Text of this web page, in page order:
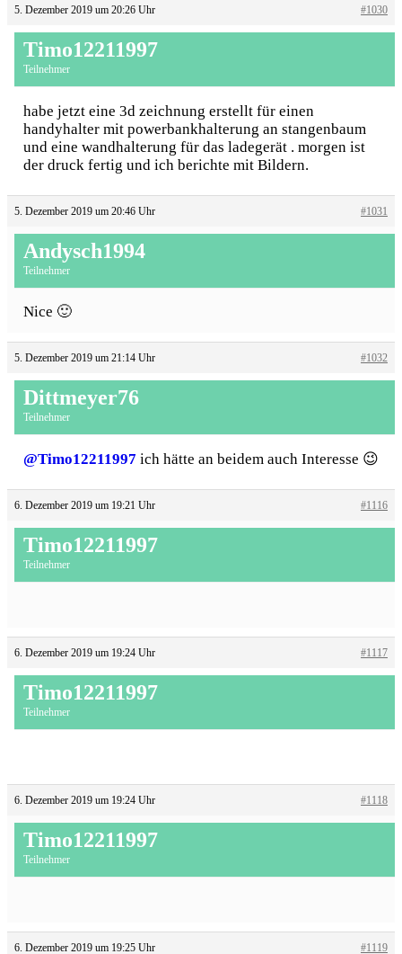
5. Dezember 2019 um 20:26 Uhr #1030
Timo12211997
Teilnehmer
habe jetzt eine 3d zeichnung erstellt für einen
handyhalter mit powerbankhalterung an stangenbaum
und eine wandhalterung für das ladegerät . morgen ist
der druck fertig und ich berichte mit Bildern.
5. Dezember 2019 um 20:46 Uhr #1031
Andysch1994
Teilnehmer
Nice 🙂
5. Dezember 2019 um 21:14 Uhr #1032
Dittmeyer76
Teilnehmer
@Timo12211997 ich hätte an beidem auch Interesse 😉
6. Dezember 2019 um 19:21 Uhr #1116
Timo12211997
Teilnehmer
6. Dezember 2019 um 19:24 Uhr #1117
Timo12211997
Teilnehmer
6. Dezember 2019 um 19:24 Uhr #1118
Timo12211997
Teilnehmer
6. Dezember 2019 um 19:25 Uhr #1119